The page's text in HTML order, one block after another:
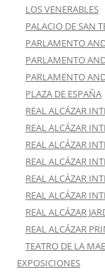
LOS VENERABLES
PALACIO DE SAN
PARLAMENTO
PARLAMENTO
PARLAMENTO
PLAZA DE ESPAÑA
REAL ALCÁZAR
REAL ALCÁZAR
REAL ALCÁZAR
REAL ALCÁZAR
REAL ALCÁZAR
REAL ALCÁZAR
REAL ALCÁZAR
REAL ALCÁZAR
TEATRO DE LA
EXPOSICIONES